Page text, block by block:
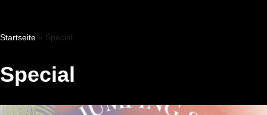
Startseite » Special
Special